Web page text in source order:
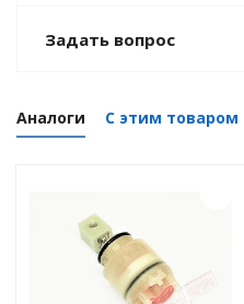
Задать вопрос
Аналоги С этим